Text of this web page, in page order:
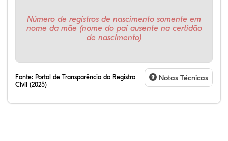
Número de registros de nascimento somente em
nome da mãe (nome do pai ausente na certidão
de nascimento)
Fonte: Portal de Transparência do Registro
Civil (2025)
Notas Técnicas